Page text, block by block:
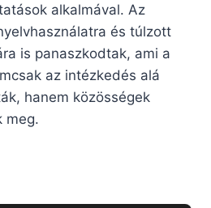
alkalmával. Az
és túlzott
is panaszkodtak, ami a
az intézkedés alá
hanem közösségek
meg.